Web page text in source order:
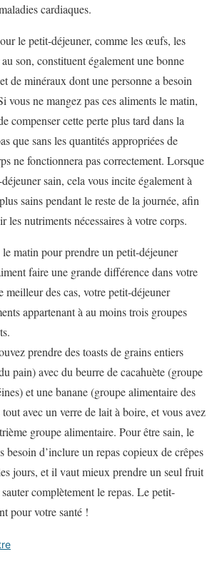
cardiaques.
le petit-déjeuner, comme les œufs, les
son, constituent également une bonne
de minéraux dont une personne a besoin
vous ne mangez pas ces aliments le matin,
compenser cette perte plus tard dans la
que sans les quantités appropriées de
ne fonctionnera pas correctement. Lorsque
sain, cela vous incite également à
sains pendant le reste de la journée, afin
les nutriments nécessaires à votre corps.
matin pour prendre un petit-déjeuner
faire une grande différence dans votre
meilleur des cas, votre petit-déjeuner
appartenant à au moins trois groupes
prendre des toasts de grains entiers
pain) avec du beurre de cacahuète (groupe
et une banane (groupe alimentaire des
avec un verre de lait à boire, et vous avez
groupe alimentaire. Pour être sain, le
besoin d’inclure un repas copieux de crêpes
jours, et il vaut mieux prendre un seul fruit
complètement le repas. Le petit-
pour votre santé !